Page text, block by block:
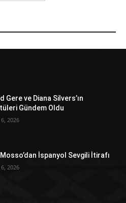
Gere ve Diana Silvers’ın
Gündem Oldu
2026
İspanyol Sevgili İtirafı
2026